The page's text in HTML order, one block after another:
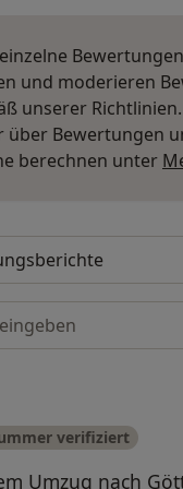
einzelne
und moderieren
unserer
über Bewertungen
berechnen unter
verifiziert
Umzug nach